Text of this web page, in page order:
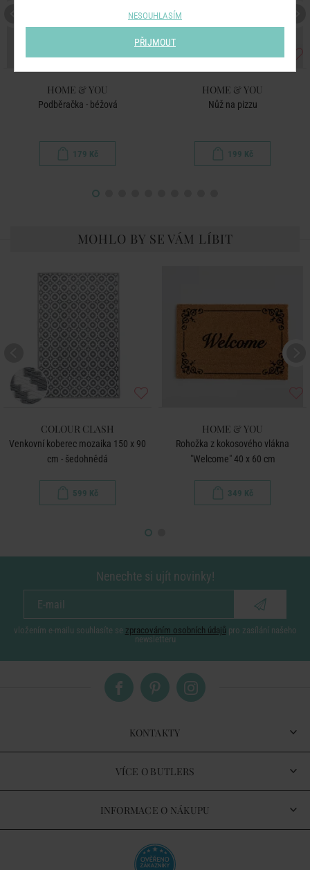
HOME & YOU
Podběračka - béžová
179 Kč
HOME & YOU
Nůž na pizzu
199 Kč
MOHLO BY SE VÁM LÍBIT
COLOUR CLASH
Venkovní koberec mozaika 150 x 90
cm - šedohnědá
599 Kč
HOME & YOU
Rohožka z kokosového vlákna
"Welcome" 40 x 60 cm
349 Kč
Nenechte si ujít novinky!
vložením e-mailu souhlasíte se zpracováním osobních údajů pro zasílání našeho
newsletteru
KONTAKTY
VÍCE O BUTLERS
INFORMACE O NÁKUPU
NESOUHLASÍM
PŘIJMOUT